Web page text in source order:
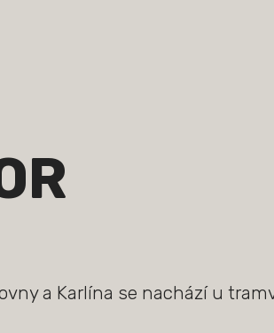
a Karlína se nachází u